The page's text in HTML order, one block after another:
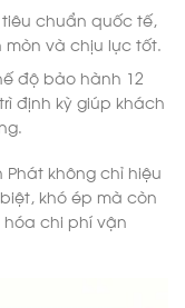
chuẩn quốc tế,
và chịu lực tốt.
độ bảo hành 12
định kỳ giúp khách
không chỉ hiệu
khó ép mà còn
chi phí vận